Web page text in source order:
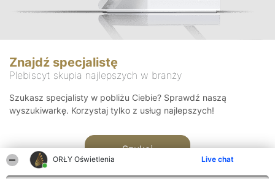
ORŁY Oświetlenia Live chat
Znajdź specjalistę
Plebiscyt skupia najlepszych w branży
Szukasz specjalisty w pobliżu Ciebie? Sprawdź naszą
wyszukiwarkę. Korzystaj tylko z usług najlepszych!
Szukaj